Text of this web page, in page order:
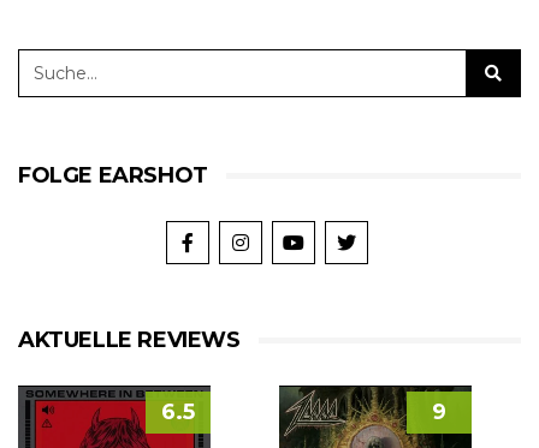
FOLGE EARSHOT
AKTUELLE REVIEWS
6.5 9